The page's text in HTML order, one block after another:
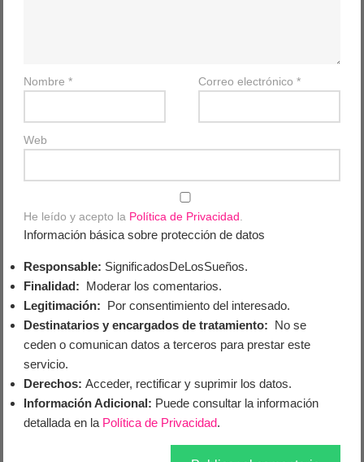
Nombre* Correo electrónico *
Web
He leído y acepto la Política de Privacidad
Información básica sobre protección de datos
Responsable: SignificadosDeLosSueños.
Finalidad: Moderar los comentarios.
Legitimación: Por consentimiento del interesado.
Destinatarios y encargados de tratamiento: No se
ceden o comunican datos a terceros para prestar este
servicio.
Derechos: Acceder, rectificar y suprimir los datos.
Información Adicional: Puede consultar la información
detallada en la Política de Privacidad.